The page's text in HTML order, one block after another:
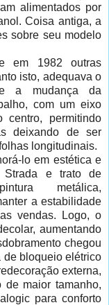
alimentados por
Coisa antiga, a
sobre seu modelo
em 1982 outras
isto, adequava o
a mudança da
com um eixo
centro, permitindo
deixando de ser
longitudinais.
lo em estética e
Strada e trato de
metálica,
a estabilidade
vendas. Logo, o
aumentando
chegou
de bloqueio elétrico
externa,
de maior tamanho,
para conforto